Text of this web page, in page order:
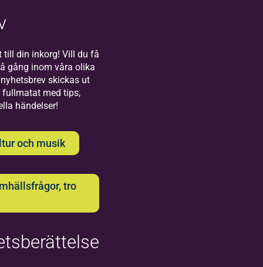
Bilda
Uppsala
Välkommen till
oss på Bilda i
Visby
till din inkorg! Vill du få
gång inom våra olika
skickas ut
fullmatat med tips,
händelser!
och musik
tro